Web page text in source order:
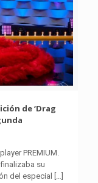
de ‘Drag
PREMIUM.
su
del especial
[…]